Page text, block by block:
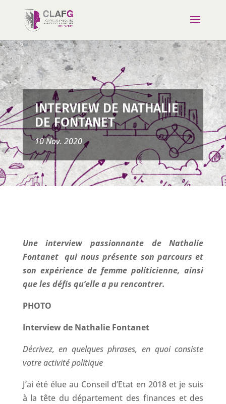
INTERVIEW DE NATHALIE
DE FONTANET
10 Nov. 2020
Une interview passionnante de Nathalie
Fontanet qui nous présente son parcours et
son expérience de femme politicienne, ainsi
que les défis qu’elle a pu rencontrer.
PHOTO
Interview de Nathalie Fontanet
Décrivez, en quelques phrases, en quoi consiste
votre activité politique
J’ai été élue au Conseil d’Etat en 2018 et je suis
à la tête du département des finances et des